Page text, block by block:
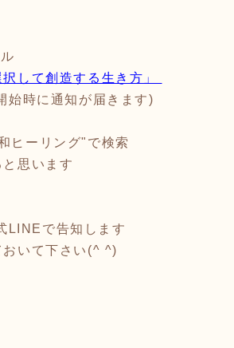
択して創造する生き方」
始時に通知が届きます)
ヒーリング"で検索
思います
LINEで告知します
おいて下さい(^ ^)